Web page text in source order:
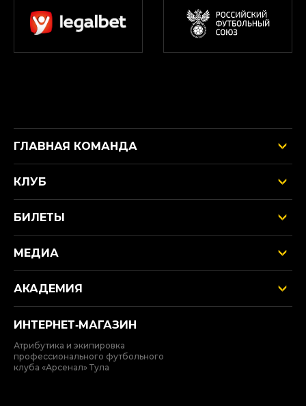
ГЛАВНАЯ КОМАНДА
КЛУБ
БИЛЕТЫ
МЕДИА
АКАДЕМИЯ
ИНТЕРНЕТ‑МАГАЗИН
Атрибутика и экипировка
профессионального футбольного
клуба «Арсенал» Тула